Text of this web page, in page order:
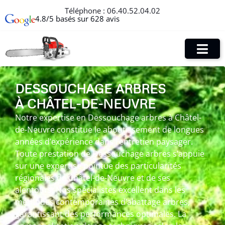
Téléphone : 06.40.52.04.02
4.8/5 basés sur 628 avis
DESSOUCHAGE ARBRES
À CHÂTEL-DE-NEUVRE
Notre expertise en Dessouchage arbres à Châtel-
de-Neuvre constitue le aboutissement de longues
années d’expérience dans l’entretien paysager.
Toute prestation de Dessouchage arbres s’appuie
sur une expertise pointue des particularités
régionales de Châtel-de-Neuvre et de ses
alentours. Nos spécialistes excellent dans les
méthodes contemporaines d’abattage arbres,
garantissant des performances optimales. La